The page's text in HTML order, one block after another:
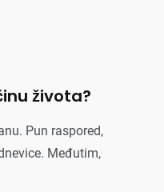
života?
Pun raspored,
Međutim,